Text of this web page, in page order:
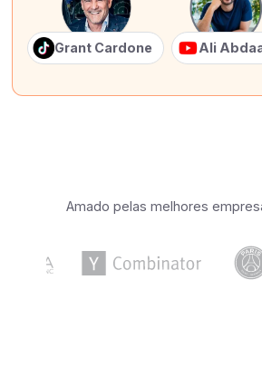
Grant Cardone Ali
Amado pelas melhores